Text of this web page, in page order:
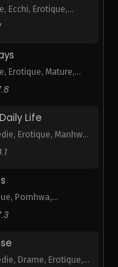
, Ecchi, Erotique,
, Erotique,Mature,
Life
, Erotique,Manhwa
, Pornhwa,
,
, Drame, Erotique,